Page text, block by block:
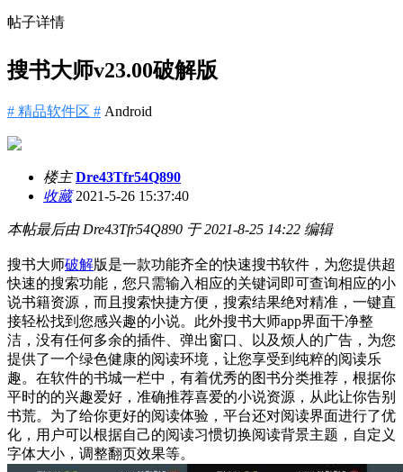
帖子详情
搜书大师v23.00破解版
# 精品软件区 # Android
楼主 Dre43Tfr54Q890
收藏2021-5-26 15:37:40
本帖最后由 Dre43Tfr54Q890 于 2021-8-25 14:22 编辑
搜书大师破解版是一款功能齐全的快速搜书软件，为您提供超
快速的搜索功能，您只需输入相应的关键词即可查询相应的小
说书籍资源，而且搜索快捷方便，搜索结果绝对精准，一键直
接轻松找到您感兴趣的小说。此外搜书大师app界面干净整
洁，没有任何多余的插件、弹出窗口、以及烦人的广告，为您
提供了一个绿色健康的阅读环境，让您享受到纯粹的阅读乐
趣。在软件的书城一栏中，有着优秀的图书分类推荐，根据你
平时的的兴趣爱好，准确推荐喜爱的小说资源，从此让你告别
书荒。为了给你更好的阅读体验，平台还对阅读界面进行了优
化，用户可以根据自己的阅读习惯切换阅读背景主题，自定义
字体大小，调整翻页效果等。